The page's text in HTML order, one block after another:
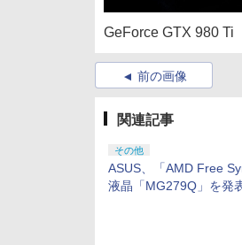
GeForce GTX 980 Ti
前の画像
関連記事
その他
ASUS、「AMD Free
液晶「MG279Q」を発